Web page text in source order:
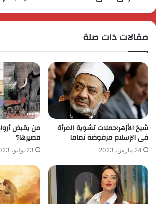
مقالات ذات صلة
شيخ الأزهر:حملات تشوية المرأة
فى الإسلام مرفوضة تماما
24 مارس، 2023
من يقبض
مصيرها؟
23 يوليو، 2023